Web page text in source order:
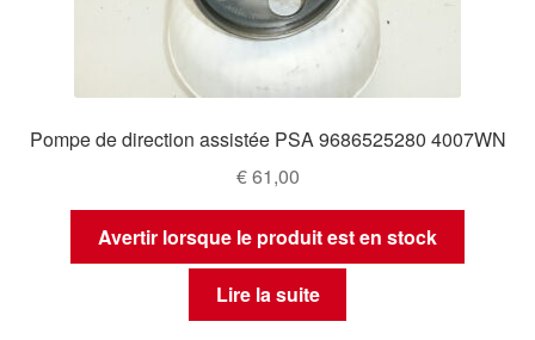
Pompe de direction assistée PSA 9686525280 4007WN
€61,00
Avertir lorsque le produit est en stock
Lire la suite